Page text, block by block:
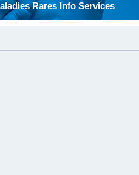
Rares Info Services